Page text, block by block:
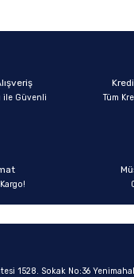
ile Güvenli Tüm
1528. Sokak No:36